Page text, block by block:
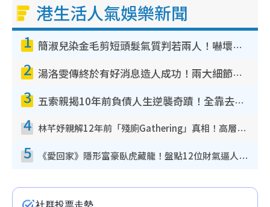
港生活人氣娛樂新聞
1 簡淑兒染金毛剪短頭髮氣質判若兩人！嚇壞老公麥大力都認唔出：「你做咩事？」
2 湯洛雯傳終於有好消息造人成功！兩大細節曝孕味極濃惹猜測：大肚婆先會咁！
3 五索親揭10年前負債人生逆襲奇蹟！全靠去一地方轉運後即遇上馬先生
4 林芊妤親解12年前「殘廁Gathering」真相！高層解約一句話重創尊嚴至今拒返TVB
5 《愛回家》隱形富豪臥虎藏龍！盤點12位財氣逼人的有錢藝人：呢位靚女3億身家唔憂做